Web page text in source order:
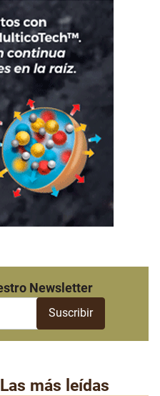
Newsletter
Las más leídas